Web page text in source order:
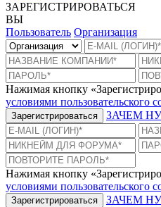
ЗАРЕГИСТРИРОВАТЬСЯ
ВЫ
Пользователь Организация
Нажимая кнопку
условиями пользовательского
Зарегистрироваться ЗАЧЕМ
Нажимая кнопку
условиями пользовательского
Зарегистрироваться
ЗАЧЕМ